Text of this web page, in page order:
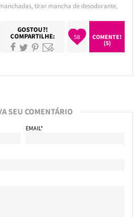
,tirar mancha de desodorante,
GOSTOU?!
COMPARTILHE: 58
COMENTE!
(5)
SEU COMENTÁRIO
EMAIL*